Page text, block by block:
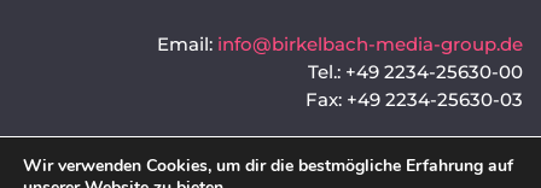
Email: info@birkelbach-media-group.de
Tel.: +49 2234-25630-00
Fax: +49 2234-25630-03
©2025 Birkelbach Mediagroup GmbH
Wir verwenden Cookies, um dir die bestmögliche Erfahrung auf